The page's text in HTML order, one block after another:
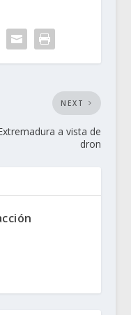
NEXT
a vista de
dron